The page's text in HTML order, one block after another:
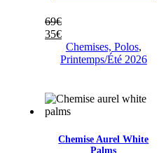
69€
35€
Chemises, Polos,
Printemps/Été 2026
Chemise Aurel White
Palms